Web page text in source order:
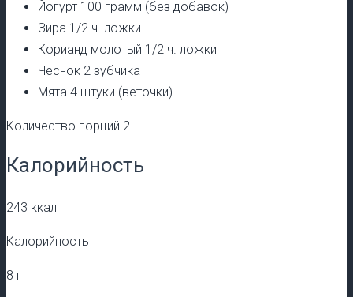
Йогурт 100 грамм (без добавок)
Зира 1/2 ч. ложки
Корианд молотый 1/2 ч. ложки
Чеснок 2 зубчика
Мята 4 штуки (веточки)
Количество порций 2
Калорийность
243 ккал
Калорийность
8 г